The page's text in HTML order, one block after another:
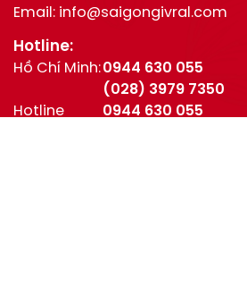
Email: info@saigongivral.com
Hotline:
Hồ Chí Minh:0944 630 055
(028) 3979 7350
Hotline
0944 630 055